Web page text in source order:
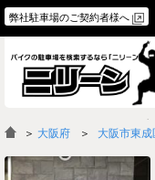
弊社駐車場のご契約者様へ
物件一覧
よくあるご質問
＞ 大阪府 大阪市東成